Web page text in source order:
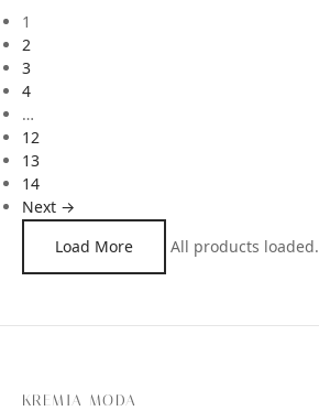
1
2
3
4
…
12
13
14
Next →
Load More
All products loaded.
KREMIA MODA